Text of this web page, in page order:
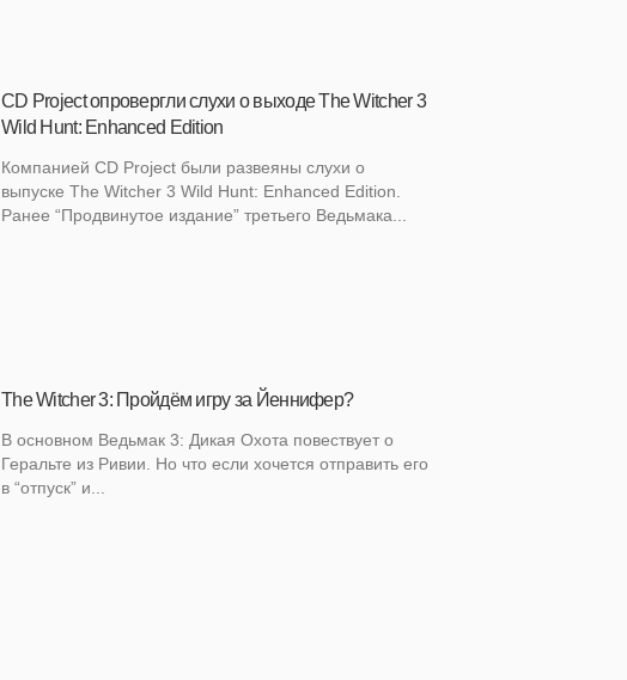
CD Project опровергли слухи о выходе The Witcher 3
Wild Hunt: Enhanced Edition
Компанией CD Project были развеяны слухи о
выпуске The Witcher 3 Wild Hunt: Enhanced Edition.
Ранее “Продвинутое издание” третьего Ведьмака...
The Witcher 3: Пройдём игру за Йеннифер?
В основном Ведьмак 3: Дикая Охота повествует о
Геральте из Ривии. Но что если хочется отправить его
в “отпуск” и...